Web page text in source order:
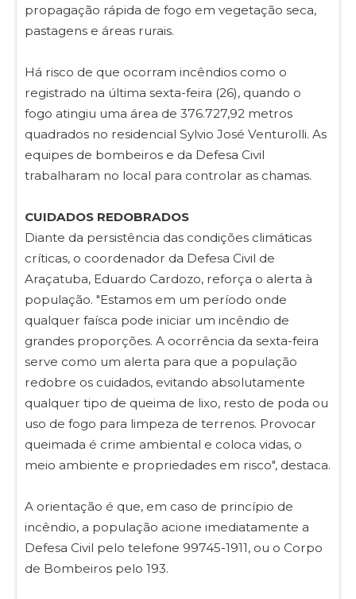
propagação rápida de fogo em vegetação seca,
pastagens e áreas rurais.
Há risco de que ocorram incêndios como o
registrado na última sexta-feira (26), quando o
fogo atingiu uma área de 376.727,92 metros
quadrados no residencial Sylvio José Venturolli. As
equipes de bombeiros e da Defesa Civil
trabalharam no local para controlar as chamas.
CUIDADOS REDOBRADOS
Diante da persistência das condições climáticas
críticas, o coordenador da Defesa Civil de
Araçatuba, Eduardo Cardozo, reforça o alerta à
população. "Estamos em um período onde
qualquer faísca pode iniciar um incêndio de
grandes proporções. A ocorrência da sexta-feira
serve como um alerta para que a população
redobre os cuidados, evitando absolutamente
qualquer tipo de queima de lixo, resto de poda ou
uso de fogo para limpeza de terrenos. Provocar
queimada é crime ambiental e coloca vidas, o
meio ambiente e propriedades em risco", destaca.
A orientação é que, em caso de princípio de
incêndio, a população acione imediatamente a
Defesa Civil pelo telefone 99745-1911, ou o Corpo
de Bombeiros pelo 193.